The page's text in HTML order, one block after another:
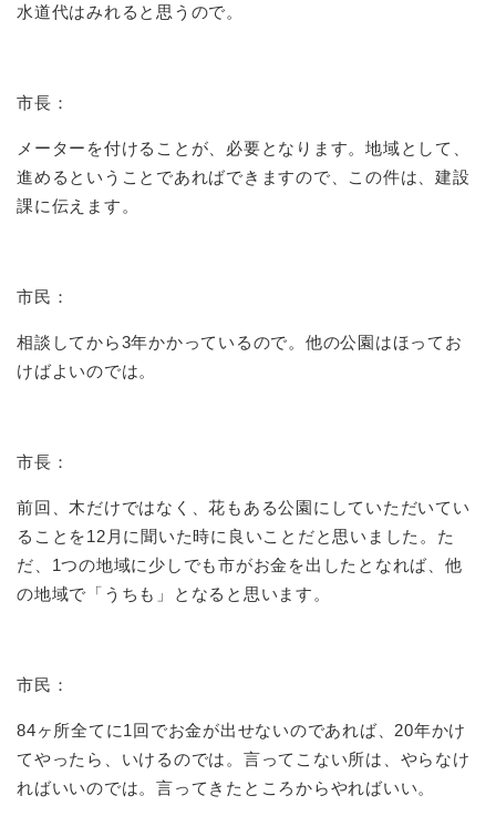
水道代はみれると思うので。
市長：
メーターを付けることが、必要となります。地域として、
進めるということであればできますので、この件は、建設
課に伝えます。
市民：
相談してから3年かかっているので。他の公園はほってお
けばよいのでは。
市長：
前回、木だけではなく、花もある公園にしていただいてい
ることを12月に聞いた時に良いことだと思いました。た
だ、1つの地域に少しでも市がお金を出したとなれば、他
の地域で「うちも」となると思います。
市民：
84ヶ所全てに1回でお金が出せないのであれば、20年かけ
てやったら、いけるのでは。言ってこない所は、やらなけ
ればいいのでは。言ってきたところからやればいい。